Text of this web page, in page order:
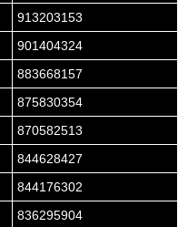
913203153
901404324
883668157
875830354
870582513
844628427
844176302
836295904